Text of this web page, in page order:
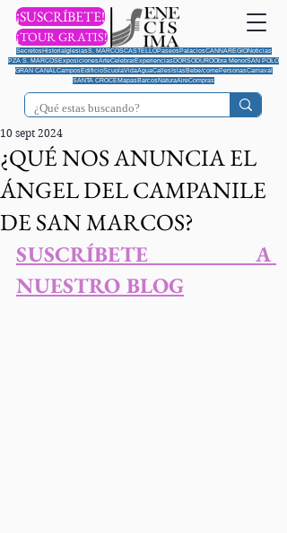
¡SUSCRÍBETE!
¡TOUR GRATIS!
SecretosHistoriaIglesiasS. MARCOSCASTELLOPaseosPalaciosCANNAREGIONoticias
PZA S. MARCOSExposicionesArteCelebrarExperienciasDORSODUROObra MenorSAN POLO
GRAN CANAL CamposEdificioScuolaVidaAguaCallesIslasBebe/comePersonasCarnaval
SANTA CROCEMapasBarcosNaturaAireCompras
¿QUÉ NOS ANUNCIA EL
ÁNGEL DEL CAMPANILE
DE SAN MARCOS?
10 sept 2024
SUSCRÍBETE A
NUESTRO BLOG